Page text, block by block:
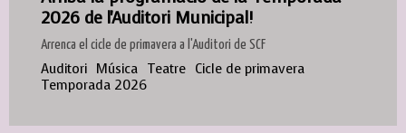
2026 de l'Auditori Municipal!
Arrenca el cicle de primavera a l'Auditori de SCF
Auditori Música Teatre Cicle de primavera
Temporada 2026